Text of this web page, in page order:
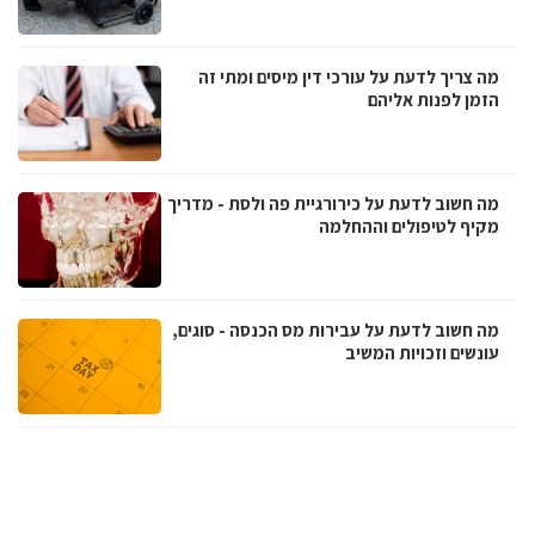
מה צריך לדעת על עורכי דין מיסים ומתי זה
הזמן לפנות אליהם
מה חשוב לדעת על כירורגיית פה ולסת - מדריך
מקיף לטיפולים וההחלמה
מה חשוב לדעת על עבירות מס הכנסה - סוגים,
עונשים וזכויות המשיב